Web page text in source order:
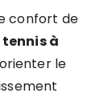
confort de
à
le